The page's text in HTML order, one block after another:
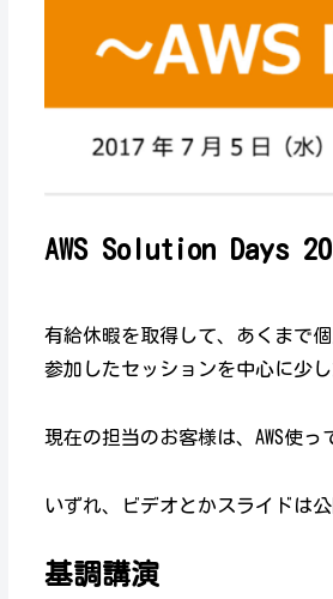
AWS Solution Days
有給休暇を取得して、あくまで個
参加したセッションを中心に少し
現在の担当のお客様は、AWS使
いずれ、ビデオとかスライドは
基調講演